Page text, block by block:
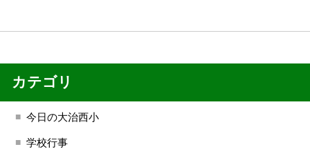
カテゴリ
今日の大治西小
学校行事